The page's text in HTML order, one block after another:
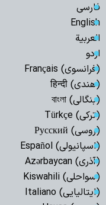
فارسی
English
العربیة
اردو
(فرانسوی) Français
(هندی) हिन्दी
(بنگالی) বাংলা
(ترکی) Türkçe
(روسی) Русский
(اسپانیولی) Español
(آذری) Azərbaycan
(سواحلی) Kiswahili
(ایتالیایی) Italiano